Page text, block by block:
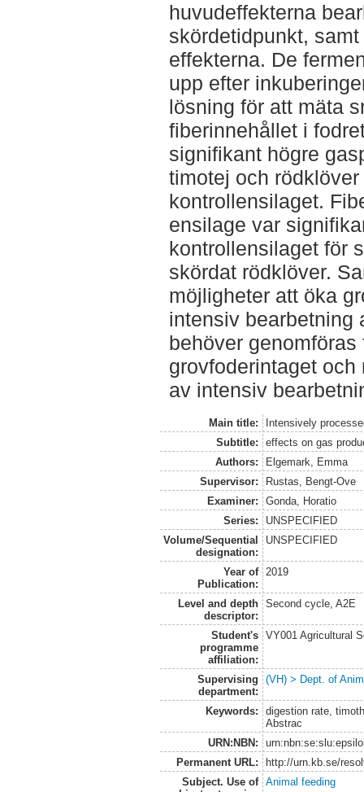
huvudeffekterna
skördetidpunkt,
effekterna. De
upp efter
lösning för att mäta
fiberinnehållet i
signifikant högre
timotej och
kontrollensilaget.
ensilage var
kontrollensilaget för
skördat rödklöver.
möjligheter att öka
intensiv bearbetning
behöver
grovfoderintaget
av intensiv
Main title:
Intensively
Subtitle:
effects on gas
Authors:
Elgemark, Emma
Supervisor:
Rustas, Bengt-Ove
Examiner:
Gonda, Horatio
Series:
UNSPECIFIED
Volume/Sequential
designation:
UNSPECIFIED
Year of
Publication:
2019
Level and depth
descriptor:
Second cycle, A2E
Student's
programme
affiliation:
VY001 Agricultural
Supervising
department:
(VH) > Dept. of
Keywords:
digestion rate,
Abstrac
URN:NBN:
Permanent URL:
http://urn.kb.se/
Subject. Use of
Animal feeding